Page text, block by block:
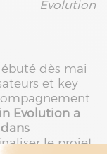
Evolution
dès mai
et key
Evolution a
le projet